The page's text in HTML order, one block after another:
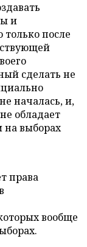
и
только после
сделать не
началась, и,
обладает
выборах
права
вообще